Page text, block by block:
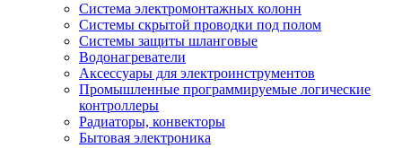
Система электромонтажных колонн
Системы скрытой проводки под полом
Системы защиты шланговые
Водонагреватели
Аксессуары для электроинструментов
Промышленные программируемые логические
контроллеры
Радиаторы, конвекторы
Бытовая электроника